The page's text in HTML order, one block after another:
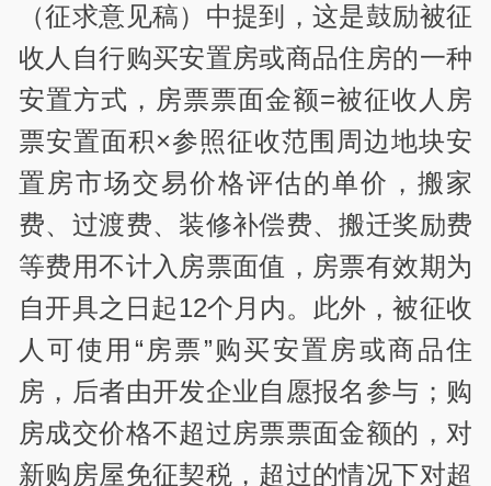
（征求意见稿）中提到，这是鼓励被征
收人自行购买安置房或商品住房的一种
安置方式，房票票面金额=被征收人房
票安置面积×参照征收范围周边地块安
置房市场交易价格评估的单价，搬家
费、过渡费、装修补偿费、搬迁奖励费
等费用不计入房票面值，房票有效期为
自开具之日起12个月内。此外，被征收
人可使用“房票”购买安置房或商品住
房，后者由开发企业自愿报名参与；购
房成交价格不超过房票票面金额的，对
新购房屋免征契税，超过的情况下对超